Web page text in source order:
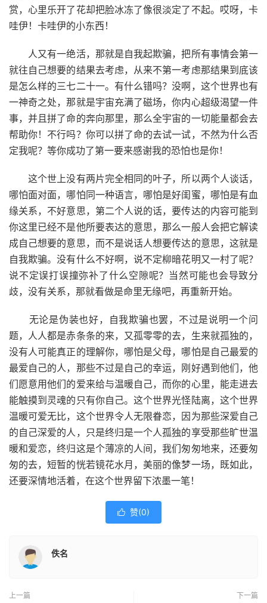
赏，心里乐开了花却把脸冰冻了像很淡定了不起。哎呀，卡
哇伊！卡哇伊的小东西！
人又有一绝活，那就是自我起欺骗，把所有事情会第一
就往自己想要的结果去考虑，从来不第一考虑那结果到底该
是怎么样的三七二十一。有什么错吗？没啊，这个世界也有
一神奇之处，那就是宇宙充满了磁场，你内心超级渴望一件
事，并且拼了命的奔向那里，那么全宇宙的一切能量都会去
帮助你！不行吗？你可以拼了命的去试一试，不然为什么否
定我呢？等你成功了第一要来感谢我的恐怕也是你！
这个世上没有两片完全相同的叶子，所以两个人谈话，
哪怕面对面，哪怕同一种语言，哪怕是好闺蜜，哪怕是有血
缘关系，不好意思，第二个人说的话，要传达的内容可能到
你这里已经不是他所要表达的意思，那么一般人会把它解读
成自己想要的意思，而不是说话人想要传达的意思，这就是
自我欺骗。没有什么不好啊，说不定柳暗花明又一村了呢？
说不定误打误撞弥补了什么空隙呢？当然可能也会导致分
歧，没有关系，那就看做是命里无缘吧，再重新开始。
无论是伪装也好，自我欺骗也罢，不过是说明一个问
题，人人都是赤条条的来，又孤零零的去，生来就孤独的，
没有人可能真正的理解你，哪怕是父母，哪怕是自己最爱的
最爱自己的人，那些不过是自己的幸运，刚好遇到他们，他
们愿意用他们的爱来给与温暖自己，而你的心里，能走进去
能触摸到灵魂的只有你自己。这个世界光怪陆离，这个世界
温暖可爱无比，这个世界令人无限眷恋，因为那些深爱自己
的自己深爱的人，只是终归是一个人孤独的享受那些旷世温
暖和爱恋，终归这是个薄凉的人间，我们匆匆地来，还要匆
匆的去，短暂的恍若镜花水月，美丽的像梦一场，既如此，
还要深情地活着，在这个世界留下浓墨一笔！
 赞(0)
佚名
上一篇 下一篇